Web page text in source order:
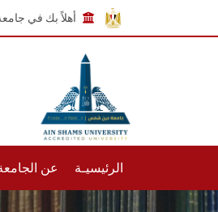
أهلاً بك في
الرئيسيـة عن